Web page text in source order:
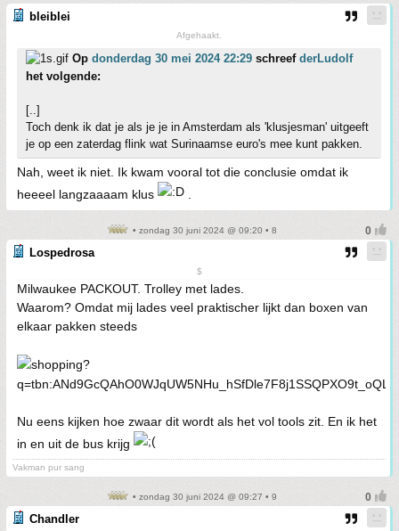
bleiblei
Afgehaakt.
Op donderdag 30 mei 2024 22:29 schreef derLudolf
het volgende:
[..]
Toch denk ik dat je als je je in Amsterdam als 'klusjesman' uitgeeft
je op een zaterdag flink wat Surinaamse euro's mee kunt pakken.
Nah, weet ik niet. Ik kwam vooral tot die conclusie omdat ik
heeeel langzaaaam klus
• zondag 30 juni 2024 @ 09:20 • 8
Lospedrosa
$
Milwaukee PACKOUT. Trolley met lades.
Waarom? Omdat mij lades veel praktischer lijkt dan boxen van
elkaar pakken steeds
Nu eens kijken hoe zwaar dit wordt als het vol tools zit. En ik het
in en uit de bus krijg
Vakman pur sang
• zondag 30 juni 2024 @ 09:27 • 9
Chandler